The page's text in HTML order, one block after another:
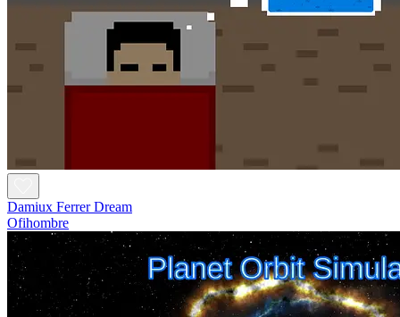
Damiux Ferrer Dream
Ofihombre